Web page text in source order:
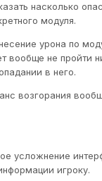
насколько
модуля.
урона по
вообще не пройти
в него.
возгорания
усложнение
игроку.